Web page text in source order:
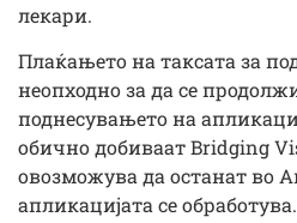
лекари.
Плаќањето на таксата за
неопходно за да се
поднесувањето на
обично добиваат Bridging
овозможува да останат во
апликацијата се обработува.